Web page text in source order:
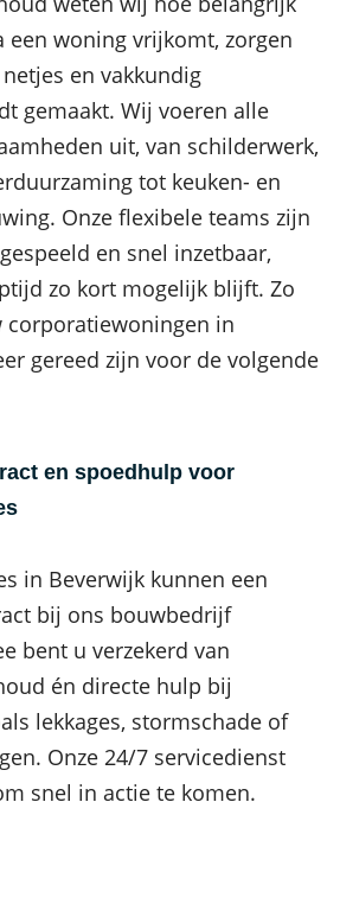
een woning vrijkomt, zorgen
en vakkundig
gemaakt. Wij voeren alle
uit, van schilderwerk,
tot keuken- en
Onze flexibele teams zijn
en snel inzetbaar,
zo kort mogelijk blijft. Zo
corporatiewoningen in
gereed zijn voor de volgende
en spoedhulp voor
in Beverwijk kunnen een
bij ons bouwbedrijf
bent u verzekerd van
én directe hulp bij
lekkages, stormschade of
Onze 24/7 servicedienst
snel in actie te komen.